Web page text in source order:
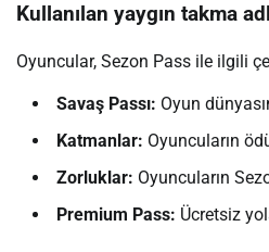
Kullanılan yaygın takma
Oyuncular, Sezon Pass ile ilgili
Savaş Passı: Oyun
Katmanlar: Oyuncuların
Zorluklar: Oyuncuların
Premium Pass: Ücretsiz